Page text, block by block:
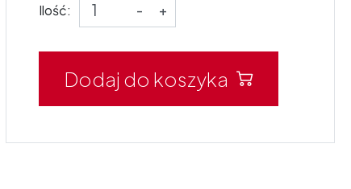
Ilość: - +
Dodaj do koszyka